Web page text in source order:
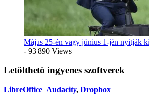
Május 25-én vagy június 1-jén nyitják
- 93 890 Views
Letölthető ingyenes szoftverek
LibreOffice Audacity, Dropbox